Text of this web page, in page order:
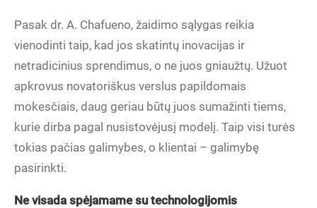
Pasak dr. A. Chafueno, žaidimo sąlygas reikia
vienodinti taip, kad jos skatintų inovacijas ir
netradicinius sprendimus, o ne juos gniaužtų. Užuot
apkrovus novatoriškus verslus papildomais
mokesčiais, daug geriau būtų juos sumažinti tiems,
kurie dirba pagal nusistovėjusį modelį. Taip visi turės
tokias pačias galimybes, o klientai – galimybę
pasirinkti.
Ne visada spėjamame su technologijomis